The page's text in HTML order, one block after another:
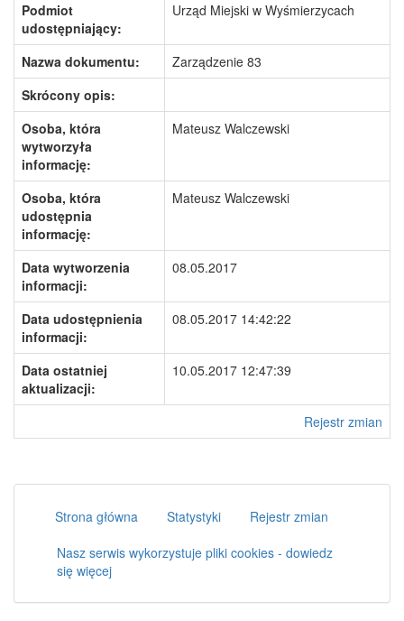
Podmiot
udostępniający:
Urząd Miejski w Wyśmierzycach
Nazwa dokumentu:
Zarządzenie 83
Skrócony opis:
Osoba, która
wytworzyła
informację:
Mateusz Walczewski
Osoba, która
udostępnia
informację:
Mateusz Walczewski
Data wytworzenia
informacji:
08.05.2017
Data udostępnienia
informacji:
08.05.2017 14:42:22
Data ostatniej
aktualizacji:
10.05.2017 12:47:39
Rejestr zmian
Strona główna Statystyki
Rejestr zmian
Nasz serwis wykorzystuje pliki cookies - dowiedz
się więcej